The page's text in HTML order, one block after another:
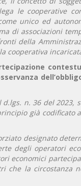
le cooperative
unico ed
di associazioni
della
cooperativa
n. 36 del 2023,
già codificato
designato
degli operatori
economici
che la circostanza